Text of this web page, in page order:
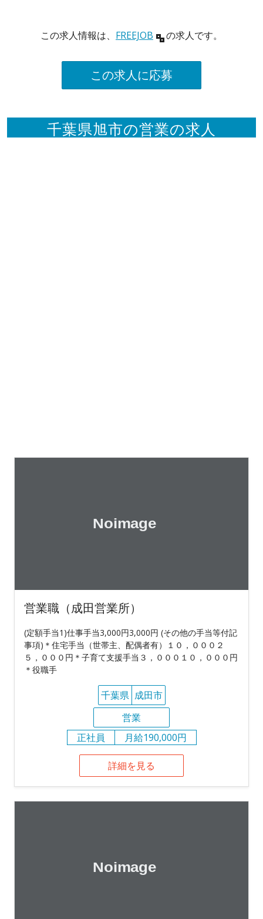
この求人情報は、 FREEJOB の求人です。
この求人に応募
千葉県旭市の営業の求人
営業職（成田営業所）
(定額手当1)仕事手当3,000円3,000円 (その他の手当等付記
事項)＊住宅手当（世帯主、配偶者有）１０，０００２
５，０００円＊子育て支援手当３，０００１０，０００円
＊役職手
千葉県 成田市
営業
正社員
月給190,000円
詳細を見る